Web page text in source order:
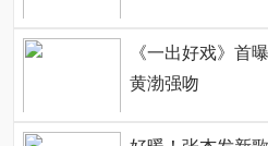
《一出好戏》首
黄渤强吻